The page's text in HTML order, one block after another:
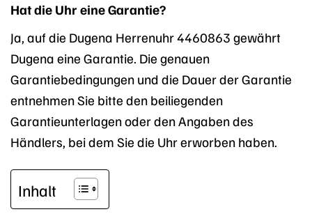
Hat die Uhr eine Garantie?
Ja, auf die Dugena Herrenuhr 4460863 gewährt
Dugena eine Garantie. Die genauen
Garantiebedingungen und die Dauer der Garantie
entnehmen Sie bitte den beiliegenden
Garantieunterlagen oder den Angaben des
Händlers, bei dem Sie die Uhr erworben haben.
Inhalt